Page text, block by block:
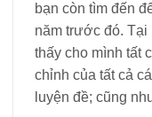
bạn còn tìm đến
năm trước đó. Tại
thấy cho mình tất
chỉnh của tất cả
luyện đề; cũng